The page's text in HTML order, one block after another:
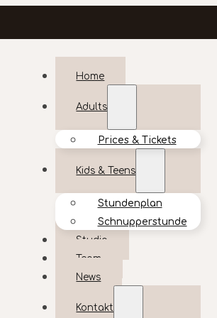
Home
Adults
Prices & Tickets
Kids & Teens
Stundenplan
Schnupperstunde
Studio
Team
News
Kontakt